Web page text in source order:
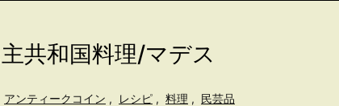
共和国料理/マデス
アンティークコイン , レシピ , 料理 , 民芸品